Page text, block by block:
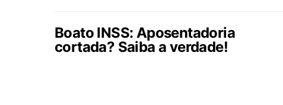
Boato INSS: Aposentadoria
cortada? Saiba a verdade!